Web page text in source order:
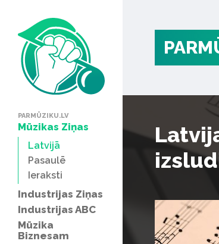
PARMŪZIKU.LV
Mūzikas Ziņas
Latvijā
Pasaulē
Ieraksti
Industrijas Ziņas
Industrijas ABC
Mūzika
Biznesam